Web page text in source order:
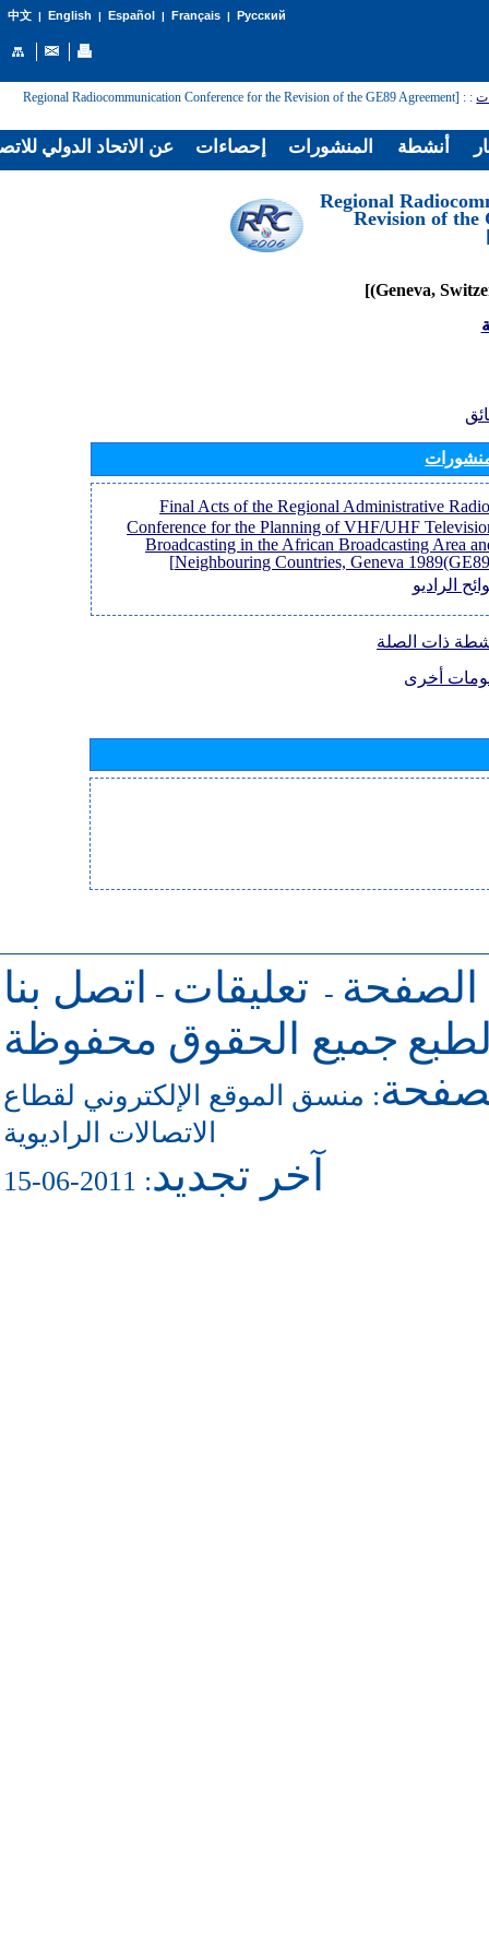
中文| English | Español | Français| Русский
:
: [Regional Radiocommunication Conference for the Revision of the GE89 Agreement
[Regional
Revision of the
[Final Acts of the Regional Administrative Radio
Conference for the Planning of VHF/UHF
Broadcasting in the African Broadcasting Area
Neighbouring Countries, Geneva
الراديو
ذات الصلة
أخرى
الصفحة - تعليقات -
اتصل بنا
جميع الحقوق محفوظة
: منسق الموقع الإلكتروني لقطاع
الاتصالات الراديوية
آخر تجديد: 2011-06-15
عن الاتحاد الدولي إحصاءات المنشورات أنشطة